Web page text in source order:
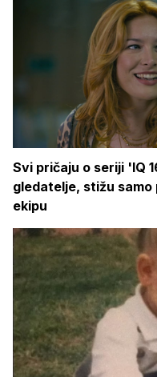
Svi pričaju o seriji 'IQ
gledatelje, stižu samo
ekipu